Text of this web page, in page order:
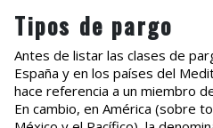
Tipos de pargo
Antes de listar las clases de
España y en los países del
hace referencia a un miembro
En cambio, en América (sobre